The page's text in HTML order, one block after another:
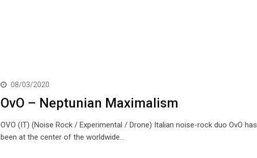
08/03/2020
OvO – Neptunian Maximalism
OVO (IT) (Noise Rock / Experimental / Drone) Italian noise-rock duo OvO has
been at the center of the worldwide…